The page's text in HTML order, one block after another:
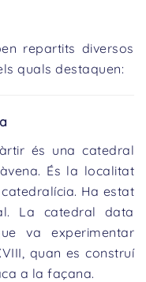
repartits diversos
quals destaquen:
és una catedral
És la localitat
Ha estat
La catedral data
va experimentar
quan es construí
a la façana.